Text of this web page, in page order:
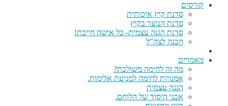
קורסים
סדנת קיץ איכותית
סדנת הנוער בקיץ
סדנת הגנה עצמית- כל אישה חייבת!
הכנה לצה"ל
מאמרים
מה זה לחימה משולבת?
אמנויות לחימה למניעת אלימות.
הגנה עצמית
אבני היסוד של הלוחם.